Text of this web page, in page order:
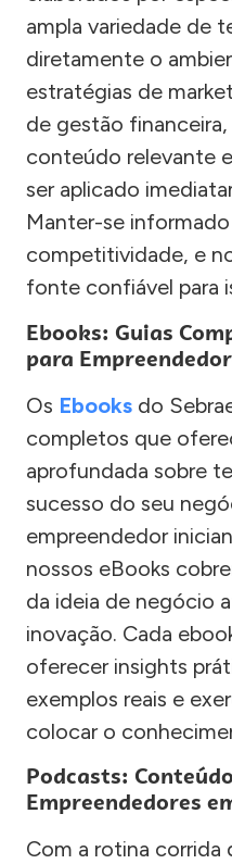
ampla variedade de
diretamente o
estratégias de
de gestão
conteúdo relevante
ser aplicado
Manter-se informado
competitividade, e
fonte confiável para
Ebooks: Guias
para
Os Ebooks do
completos que
aprofundada sobre
sucesso do seu
empreendedor
nossos eBooks
da ideia de negócio
inovação. Cada
oferecer insights
exemplos reais e
colocar o
Podcasts:
Empreendedores
Com a rotina corrida